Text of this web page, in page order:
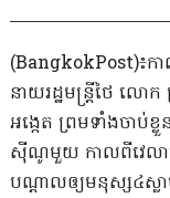
(BangkokPost)៖
នាយរដ្ឋមន្រ្ដីថៃ លោក
អង្កេត ព្រមទាំងចាប់ខ្
ស៊ីណូមួយ កាលពីវេលា
បណ្ដាលឲ្យមនុស្ស៤ស្ល